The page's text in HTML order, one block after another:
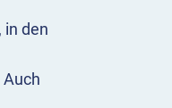
in den